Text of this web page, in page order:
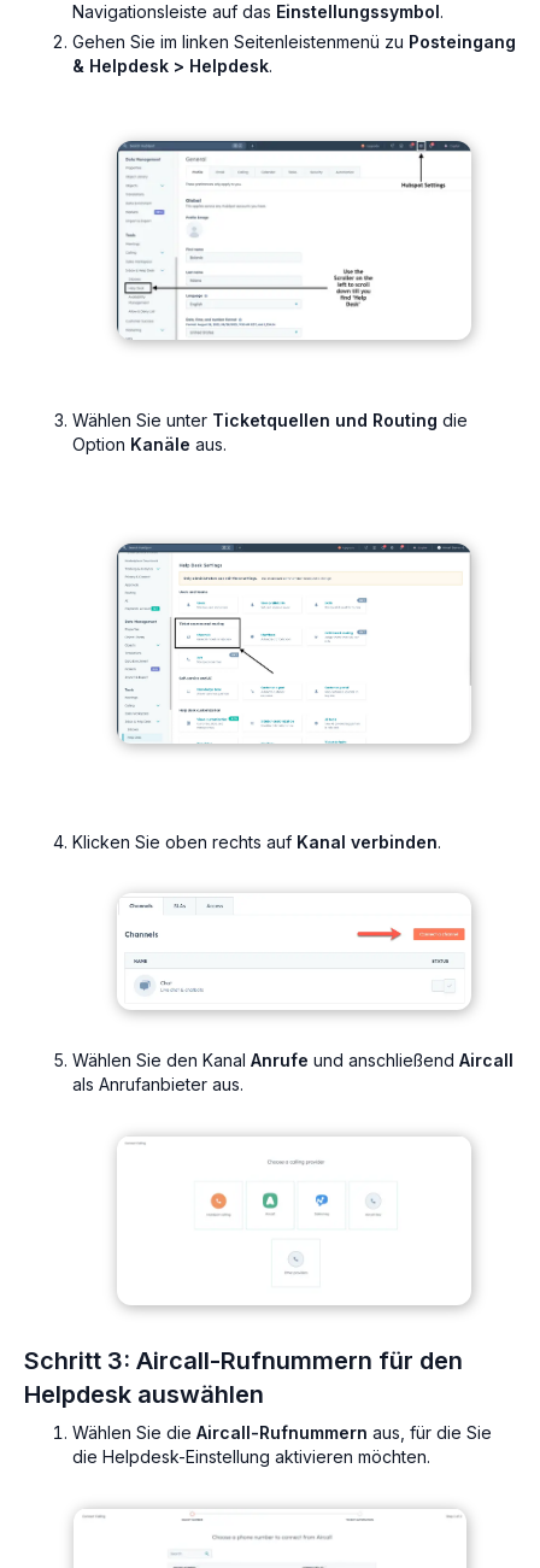
Navigationsleiste auf das Einstellungssymbol.
Gehen Sie im linken Seitenleistenmenü zu Posteingang
& Helpdesk > Helpdesk.
Wählen Sie unter Ticketquellen und Routing die
Option Kanäle aus.
Klicken Sie oben rechts auf Kanal verbinden.
Wählen Sie den Kanal Anrufe und anschließend Aircall
als Anrufanbieter aus.
Schritt 3: Aircall-Rufnummern für den
Helpdesk auswählen
Wählen Sie die Aircall-Rufnummern aus, für die Sie
die Helpdesk-Einstellung aktivieren möchten.